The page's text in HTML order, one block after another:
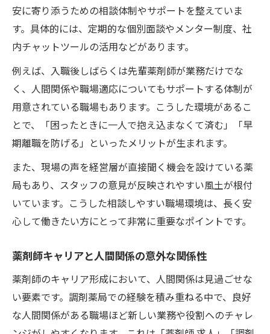
安に寄り添うための相談体制やサポートを整えていま
す。具体的には、定期的な個別面談やメンター制度、社
内チャットツールの活用などがあります。
例えば、入職後しばらくは先輩薬剤師が業務だけでな
く、人間関係や職場適応についてもサポートする体制が
用意されている職場もあります。こうした環境があるこ
とで、「困ったときに一人で抱え込まなくて済む」「早
期離職を防げる」といったメリットが生まれます。
また、現場の声を経営層が直接聞く機会を設けている薬
局もあり、スタッフの意見が反映されやすい風土が根付
いています。こうした相談しやすい職場環境は、長く安
心して働きたい方にとって非常に重要なポイントです。
薬剤師キャリアと人間関係の意外な関係性
薬剤師のキャリア形成において、人間関係は見過ごせな
い要素です。調剤薬局での経験を積み重ねる中で、良好
な人間関係がある職場ほど新しい業務や役割へのチャレ